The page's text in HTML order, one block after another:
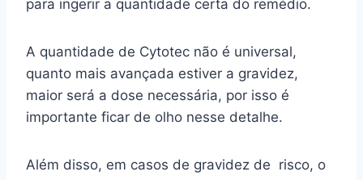
para ingerir a quantidade certa do remédio.
A quantidade de Cytotec não é universal,
quanto mais avançada estiver a gravidez,
maior será a dose necessária, por isso é
importante ficar de olho nesse detalhe.
Além disso, em casos de gravidez de risco, o